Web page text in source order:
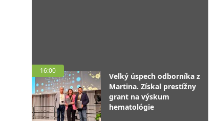
16:00
Veľký úspech odborníka z
Martina. Získal prestížny
grant na výskum
hematológie